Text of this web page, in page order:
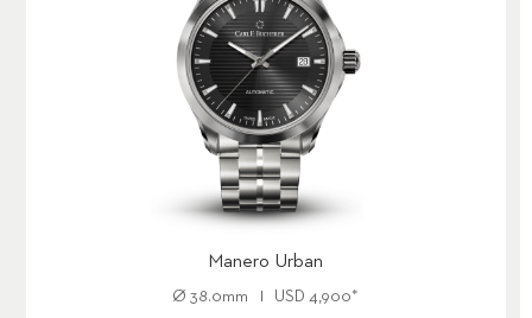
Manero Urban
Ø 38.0mm USD 4,900*